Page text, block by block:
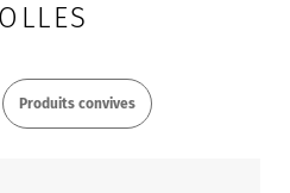
Produits convives